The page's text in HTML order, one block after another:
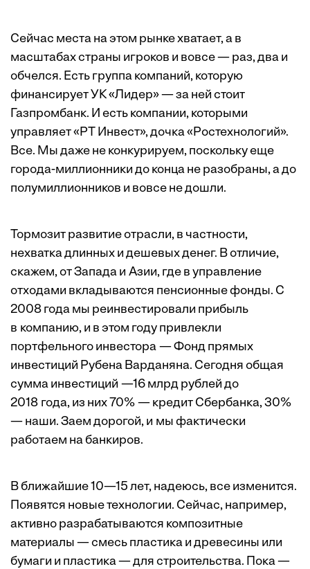
Сейчас места на этом рынке хватает, а в
масштабах страны игроков и вовсе — раз, два и
обчелся. Есть группа компаний, которую
финансирует УК «Лидер» — за ней стоит
Газпромбанк. И есть компании, которыми
управляет «РТ Инвест», дочка «Ростехнологий».
Все. Мы даже не конкурируем, поскольку еще
города-миллионники до конца не разобраны, а до
полумиллионников и вовсе не дошли.
Тормозит развитие отрасли, в частности,
нехватка длинных и дешевых денег. В отличие,
скажем, от Запада и Азии, где в управление
отходами вкладываются пенсионные фонды. С
2008 года мы реинвестировали прибыль
в компанию, и в этом году привлекли
портфельного инвестора — Фонд прямых
инвестиций Рубена Варданяна. Сегодня общая
сумма инвес­тиций —16 млрд рублей до
2018 года, из них 70% — кредит Сбербанка, 30%
— наши. Заем дорогой, и мы фактически
работаем на банкиров.
В ближайшие 10—15 лет, надеюсь, все изменится.
Появятся новые технологии. Сейчас, например,
активно разрабатываются композитные
материалы — смесь пластика и древесины или
бумаги и пластика — для строительства. Пока —